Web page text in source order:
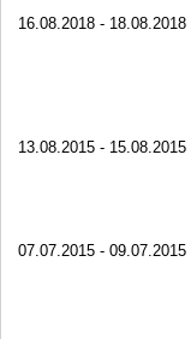
16.08.2018 - 18.08.2018
13.08.2015 - 15.08.2015
07.07.2015 - 09.07.2015